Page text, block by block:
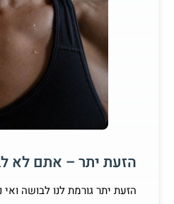
הזעת יתר – אתם לא
הזעת יתר גורמת לנו לבושה ואי